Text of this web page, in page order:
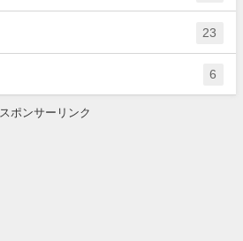
23
6
スポンサーリンク